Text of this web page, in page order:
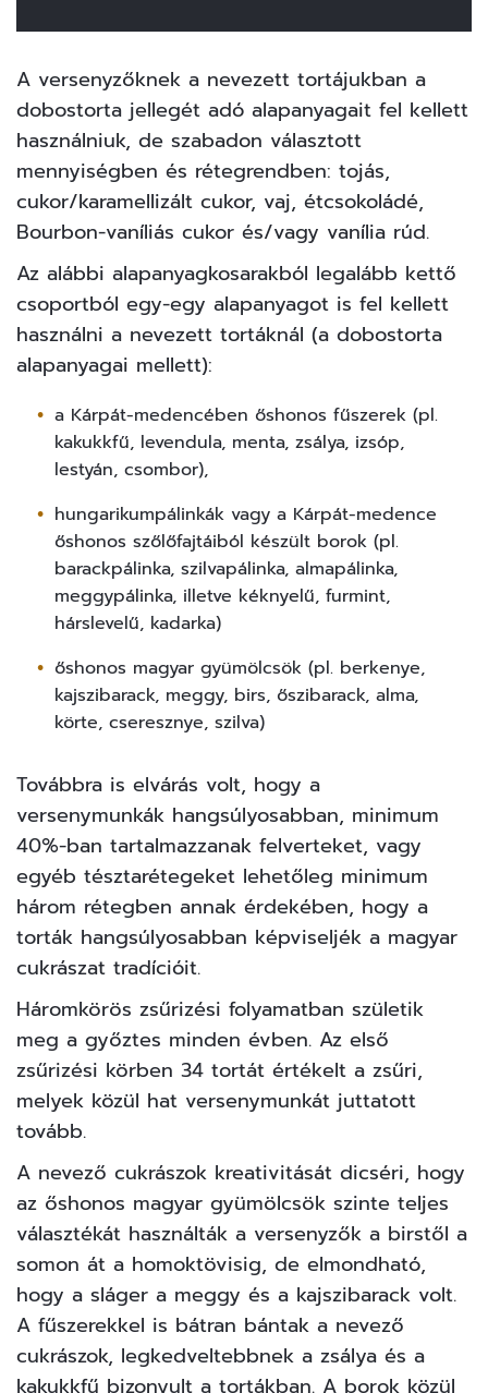
A versenyzőknek a nevezett tortájukban a
dobostorta jellegét adó alapanyagait fel kellett
használniuk, de szabadon választott
mennyiségben és rétegrendben: tojás,
cukor/karamellizált cukor, vaj, étcsokoládé,
Bourbon-vaníliás cukor és/vagy vanília rúd.
Az alábbi alapanyagkosarakból legalább kettő
csoportból egy-egy alapanyagot is fel kellett
használni a nevezett tortáknál (a dobostorta
alapanyagai mellett):
a Kárpát-medencében őshonos fűszerek (pl.
kakukkfű, levendula, menta, zsálya, izsóp,
lestyán, csombor),
hungarikumpálinkák vagy a Kárpát-medence
őshonos szőlőfajtáiból készült borok (pl.
barackpálinka, szilvapálinka, almapálinka,
meggypálinka, illetve kéknyelű, furmint,
hárslevelű, kadarka)
őshonos magyar gyümölcsök (pl. berkenye,
kajszibarack, meggy, birs, őszibarack, alma,
körte, cseresznye, szilva)
Továbbra is elvárás volt, hogy a
versenymunkák hangsúlyosabban, minimum
40%-ban tartalmazzanak felverteket, vagy
egyéb tésztarétegeket lehetőleg minimum
három rétegben annak érdekében, hogy a
torták hangsúlyosabban képviseljék a magyar
cukrászat tradícióit.
Háromkörös zsűrizési folyamatban születik
meg a győztes minden évben. Az első
zsűrizési körben 34 tortát értékelt a zsűri,
melyek közül hat versenymunkát juttatott
tovább.
A nevező cukrászok kreativitását dicséri, hogy
az őshonos magyar gyümölcsök szinte teljes
választékát használták a versenyzők a birstől a
somon át a homoktövisig, de elmondható,
hogy a sláger a meggy és a kajszibarack volt.
A fűszerekkel is bátran bántak a nevező
cukrászok, legkedveltebbnek a zsálya és a
kakukkfű bizonyult a tortákban. A borok közül